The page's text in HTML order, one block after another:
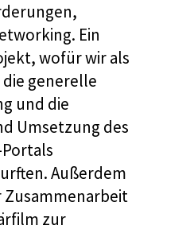
Ein
wofür wir als
generelle
und die
Umsetzung des
Außerdem
zur